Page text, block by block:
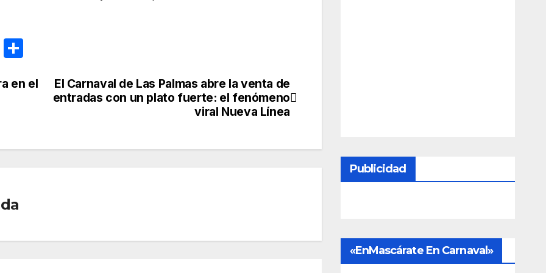
E
m
tir
El Carnaval de Las Palmas abre la venta de
entradas con un plato fuerte: el fenómeno
viral Nueva Línea
en el
Publicidad
«EnMascárate En Carnaval»